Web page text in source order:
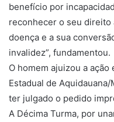
benefício por
reconhecer o seu
doença e a sua
invalidez”, fundamentou.
O homem ajuizou a
Estadual de
ter julgado o pedido
A Décima Turma, por